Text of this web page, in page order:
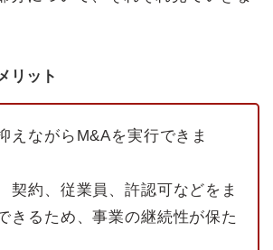
リット
えながらM&Aを実行できま
契約、従業員、許認可などをま
きるため、事業の継続性が保た